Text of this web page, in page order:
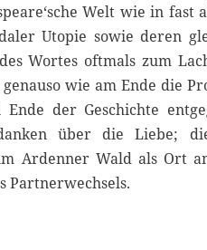
Welt wie in fast
Utopie sowie deren
Wortes oftmals zum
wie am Ende die
der Geschichte
über die Liebe;
Ardenner Wald als Ort
Partnerwechsels.